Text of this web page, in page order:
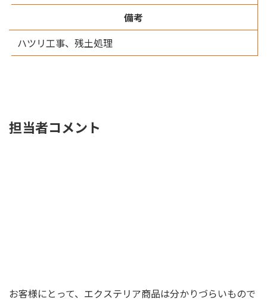
備考
ハツリ工事、残土処理
担当者コメント
お客様にとって、エクステリア商品は分かりづらいもので